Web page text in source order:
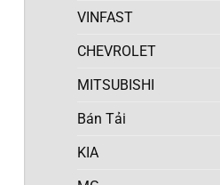
VINFAST
CHEVROLET
MITSUBISHI
Bán Tải
KIA